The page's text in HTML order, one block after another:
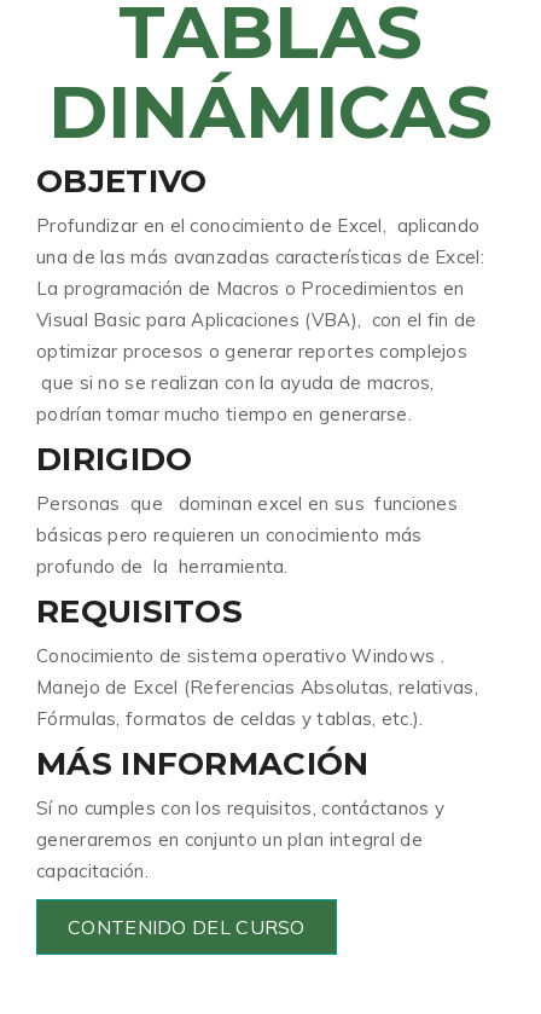
TABLAS
DINÁMICAS
OBJETIVO
Profundizar en el conocimiento de Excel, aplicando
una de las más avanzadas características de Excel:
La programación de Macros o Procedimientos en
Visual Basic para Aplicaciones (VBA), con el fin de
optimizar procesos o generar reportes complejos
que si no se realizan con la ayuda de macros,
podrían tomar mucho tiempo en generarse.
DIRIGIDO
Personas que dominan excel en sus funciones
básicas pero requieren un conocimiento más
profundo de la herramienta.
REQUISITOS
Conocimiento de sistema operativo Windows .
Manejo de Excel (Referencias Absolutas, relativas,
Fórmulas, formatos de celdas y tablas, etc.).
MÁS INFORMACIÓN
Sí no cumples con los requisitos, contáctanos y
generaremos en conjunto un plan integral de
capacitación.
CONTENIDO DEL CURSO